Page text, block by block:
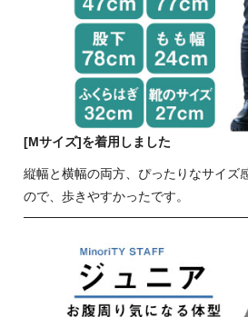
[Mサイズ]を着用しました
縦幅と横幅の両方、ぴったりなサイズ
ので、歩きやすかったです。